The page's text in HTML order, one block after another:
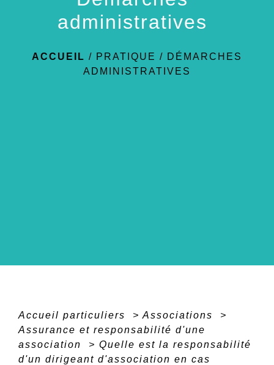
administratives
ACCUEIL / PRATIQUE / DÉMARCHES
ADMINISTRATIVES
Accueil particuliers > Associations
>
Assurance et responsabilité d'une
association
> Quelle est la responsabilité
d'un dirigeant d'association en cas